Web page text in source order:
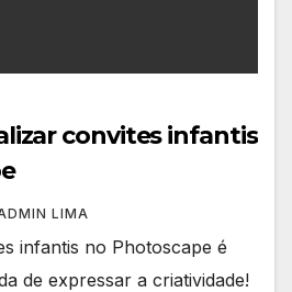
convites infantis
LIMA
infantis no Photoscape é
de expressar a criatividade!